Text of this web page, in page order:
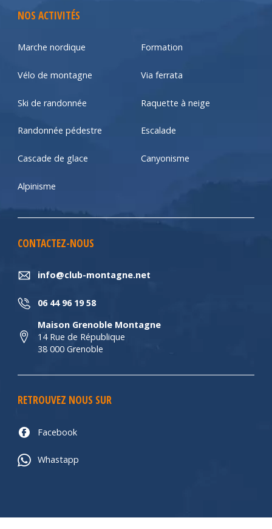
NOS ACTIVITÉS
Marche nordique Formation
Vélo de montagne Via ferrata
Ski de randonnée Raquette à neige
Randonnée pédestre Escalade
Cascade de glace Canyonisme
Alpinisme
CONTACTEZ-NOUS
info@club-montagne.net
06 44 96 19 58
Maison Grenoble Montagne
14 Rue de République
38 000 Grenoble
RETROUVEZ NOUS SUR
Facebook
Whastapp